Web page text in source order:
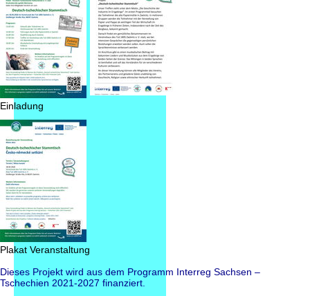
Einladung
Plakat Veranstaltung
Dieses Projekt wird aus dem Programm Interreg Sachsen –
Tschechien 2021-2027 finanziert.